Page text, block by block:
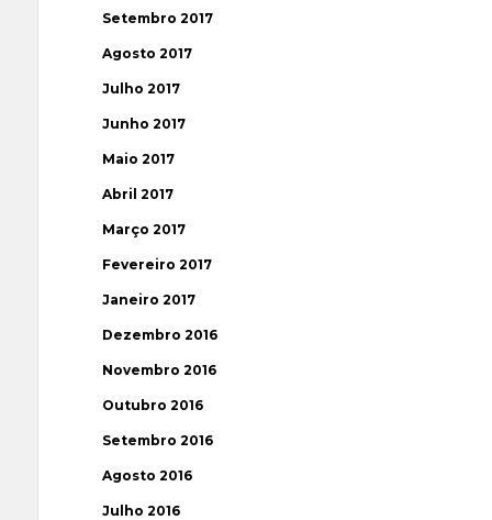
Setembro 2017
Agosto 2017
Julho 2017
Junho 2017
Maio 2017
Abril 2017
Março 2017
Fevereiro 2017
Janeiro 2017
Dezembro 2016
Novembro 2016
Outubro 2016
Setembro 2016
Agosto 2016
Julho 2016